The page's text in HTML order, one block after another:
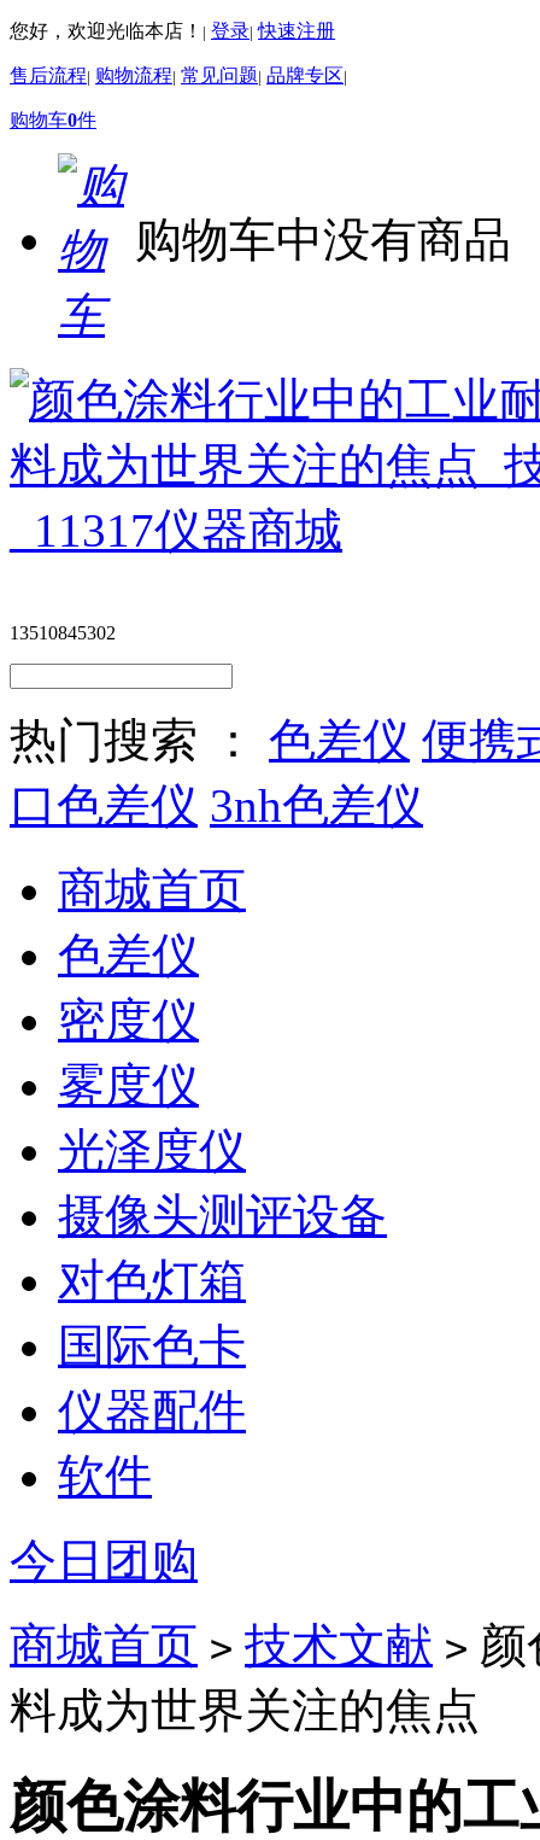
您好，欢迎光临本店！ | 登录| 快速注册
售后流程| 购物流程| 常见问题| 品牌专区|
购物车0件
购物车中没有商品
13510845302
热门搜索 ： 色差仪 便携
口色差仪 3nh色差仪
商城首页
色差仪
密度仪
雾度仪
光泽度仪
摄像头测评设备
对色灯箱
国际色卡
仪器配件
软件
今日团购
商城首页 > 技术文献 > 颜
料成为世界关注的焦点
颜色涂料行业中的